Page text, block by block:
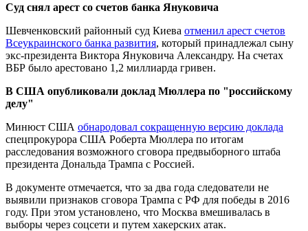
Суд снял арест со счетов банка Януковича
Шевченковский районный суд Киева отменил арест счетов
Всеукраинского банка развития, который принадлежал сыну
экс-президента Виктора Януковича Александру. На счетах
ВБР было арестовано 1,2 миллиарда гривен.
В США опубликовали доклад Мюллера по "российскому
делу"
Минюст США обнародовал сокращенную версию доклада
спецпрокурора США Роберта Мюллера по итогам
расследования возможного сговора предвыборного штаба
президента Дональда Трампа с Россией.
В документе отмечается, что за два года следователи не
выявили признаков сговора Трампа с РФ для победы в 2016
году. При этом установлено, что Москва вмешивалась в
выборы через соцсети и путем хакерских атак.